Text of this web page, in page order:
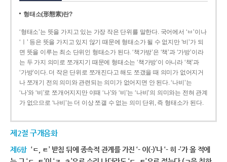
형태소(形態素)란?
‘형태소’는 뜻을 가지고 있는 가장 작은 단위를 말한다. 국어에서 ‘ㅂ’이나
‘ㅣ’ 등은 뜻을 가지고 있지 않기 때문에 형태소가 될 수 없지만 ‘비’가 되
면 뜻을 이루는 최소 단위인 형태소가 된다. ‘책가방’은 ‘책’과 ‘가방’이라
는 두 가지 의미로 쪼개지기 때문에 형태소는 ‘책가방’이 아니라 ‘책’과
‘가방’이다. 더 작은 단위로 쪼개진다고 해도 쪼갰을 때 의미가 없어지거
나 쪼개기 전의 의미와 관련되는 의미가 없어지면 안 된다. ‘나비’는
‘나’와 ‘비’로 쪼개어지지만 이때 ‘나’와 ‘비’는 ‘나비’의 의미와는 전혀 관계
가 없으므로 ‘나비’는 더 이상 쪼갤 수 없는 의미 단위, 즉 형태소가 된다.
제2절 구개음화
제6항 ‘ㄷ, ㅌ’ 받침 뒤에 종속적 관계를 가진 ‘- 이(-)’나 ‘- 히 -’가 올 적에